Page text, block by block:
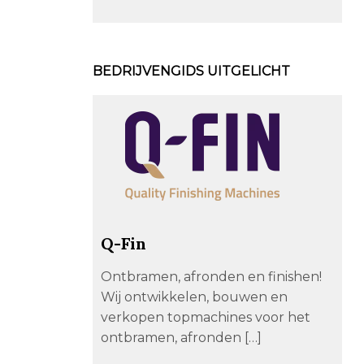
BEDRIJVENGIDS UITGELICHT
Q-Fin
Ontbramen, afronden en finishen!
Wij ontwikkelen, bouwen en
verkopen topmachines voor het
ontbramen, afronden […]